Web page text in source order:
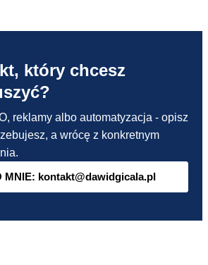
który chcesz
reklamy albo automatyzacja - opisz
a wrócę z konkretnym
MNIE: kontakt@dawidgicala.pl